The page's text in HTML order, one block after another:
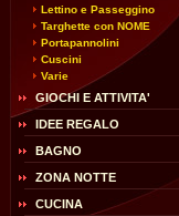
Lettino e Passeggino
Targhette con NOME
Portapannolini
Cuscini
Varie
GIOCHI E ATTIVITA'
IDEE REGALO
BAGNO
ZONA NOTTE
CUCINA